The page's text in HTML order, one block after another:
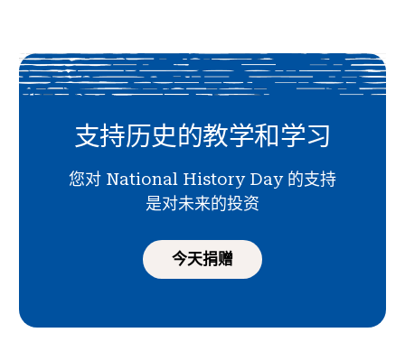
支持历史的教学和学习
您对 National History Day 的支持
是对未来的投资
今天捐赠